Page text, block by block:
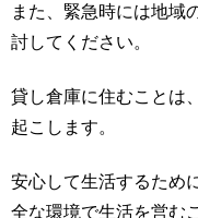
また、緊急時には地域
討してください。
貸し倉庫に住むことは
起こします。
安心して生活するため
全な環境で生活を営む